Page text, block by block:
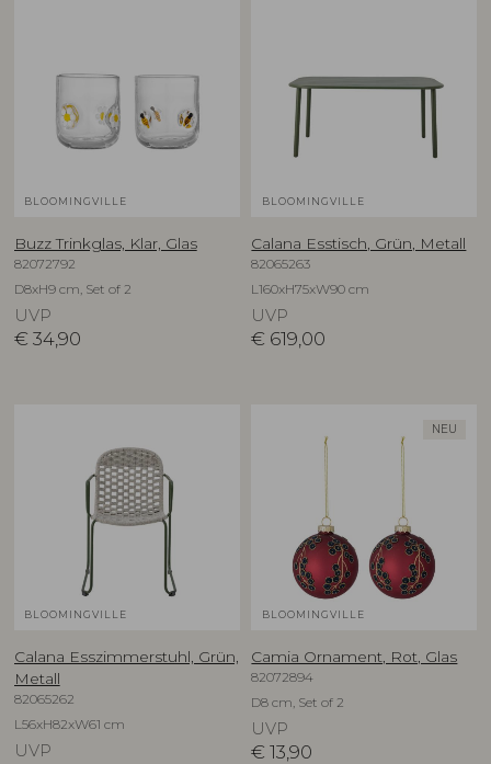
BLOOMINGVILLE
Buzz Trinkglas, Klar, Glas
82072792
D8xH9 cm, Set of 2
UVP
€ 34,90
BLOOMINGVILLE
Calana Esstisch, Grün, Metall
82065263
L160xH75xW90 cm
UVP
€ 619,00
BLOOMINGVILLE
Calana Esszimmerstuhl, Grün,
Metall
82065262
L56xH82xW61 cm
UVP
NEU
BLOOMINGVILLE
Camia Ornament, Rot, Glas
82072894
D8 cm, Set of 2
UVP
€ 13,90